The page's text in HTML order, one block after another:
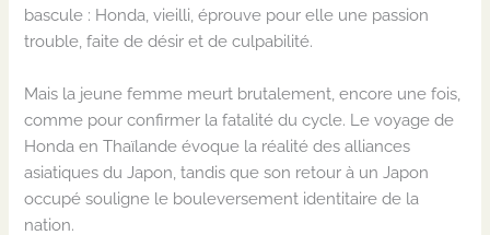
bascule : Honda, vieilli, éprouve pour elle une passion
trouble, faite de désir et de culpabilité.
Mais la jeune femme meurt brutalement, encore une fois,
comme pour confirmer la fatalité du cycle. Le voyage de
Honda en Thaïlande évoque la réalité des alliances
asiatiques du Japon, tandis que son retour à un Japon
occupé souligne le bouleversement identitaire de la
nation.